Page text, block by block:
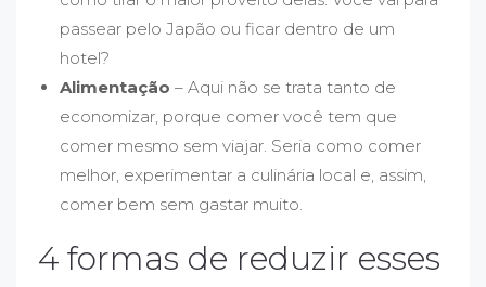
passear pelo Japão ou ficar dentro de um
hotel?
Alimentação – Aqui não se trata tanto de
economizar, porque comer você tem que
comer mesmo sem viajar. Seria como comer
melhor, experimentar a culinária local e, assim,
comer bem sem gastar muito.
4 formas de reduzir esses